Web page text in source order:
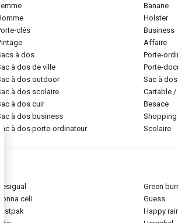
femme
homme
porte-clés
vintage
sacs à dos
sac à dos de ville
sac à dos outdoor
sac à dos scolaire
sac à dos cuir
sac à dos business
sac à dos porte-ordinateur
banane
holster
business
affaire
porte-
porte-
sac à dos
cartable
besace
scolaire
desigual
donna celi
eastpak
green
guess
happy